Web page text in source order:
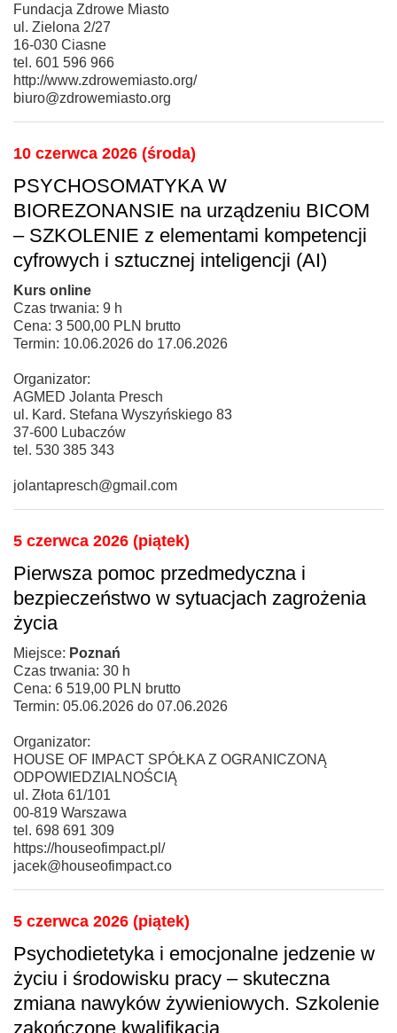
Fundacja Zdrowe Miasto
ul. Zielona 2/27
16-030 Ciasne
tel. 601 596 966
http://www.zdrowemiasto.org/
biuro@zdrowemiasto.org
10 czerwca 2026 (środa)
PSYCHOSOMATYKA W
BIOREZONANSIE na urządzeniu BICOM
– SZKOLENIE z elementami kompetencji
cyfrowych i sztucznej inteligencji (AI)
Kurs online
Czas trwania: 9 h
Cena: 3 500,00 PLN brutto
Termin: 10.06.2026 do 17.06.2026
Organizator:
AGMED Jolanta Presch
ul. Kard. Stefana Wyszyńskiego 83
37-600 Lubaczów
tel. 530 385 343
jolantapresch@gmail.com
5 czerwca 2026 (piątek)
Pierwsza pomoc przedmedyczna i
bezpieczeństwo w sytuacjach zagrożenia
życia
Miejsce: Poznań
Czas trwania: 30 h
Cena: 6 519,00 PLN brutto
Termin: 05.06.2026 do 07.06.2026
Organizator:
HOUSE OF IMPACT SPÓŁKA Z OGRANICZONĄ
ODPOWIEDZIALNOŚCIĄ
ul. Złota 61/101
00-819 Warszawa
tel. 698 691 309
https://houseofimpact.pl/
jacek@houseofimpact.co
5 czerwca 2026 (piątek)
Psychodietetyka i emocjonalne jedzenie w
życiu i środowisku pracy – skuteczna
zmiana nawyków żywieniowych. Szkolenie
zakończone kwalifikacją.